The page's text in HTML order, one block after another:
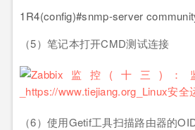
1R4(config)#snmp-server
（5）笔记本打开CMD测试连接
（6）使用Getif工具扫描路由器的